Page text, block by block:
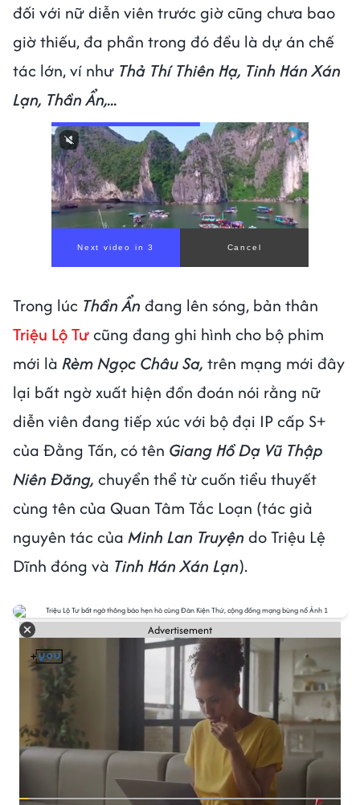
đối với nữ diễn viên trước giờ cũng chưa bao
giờ thiếu, đa phần trong đó đều là dự án chế
tác lớn, ví như Thả Thí Thiên Hạ, Tinh Hán Xán
Lạn, Thần Ẩn,...
Next video in 1 Cancel
Trong lúc Thần Ẩn đang lên sóng, bản thân
Triệu Lộ Tưcũng đang ghi hình cho bộ phim
mới là Rèm Ngọc Châu Sa, trên mạng mới đây
lại bất ngờ xuất hiện đồn đoán nói rằng nữ
diễn viên đang tiếp xúc với bộ đại IP cấp S+
của Đằng Tấn, có tên Giang Hồ Dạ Vũ Thập
Niên Đăng, chuyển thể từ cuốn tiểu thuyết
cùng tên của Quan Tâm Tắc Loạn (tác giả
nguyên tác của Minh Lan Truyện do Triệu Lệ
Dĩnh đóng và Tinh Hán Xán Lạn).
Advertisement